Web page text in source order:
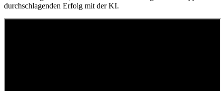
durchschlagenden Erfolg mit der KI.